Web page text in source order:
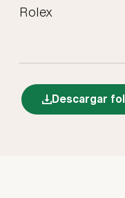
Rolex
Descargar